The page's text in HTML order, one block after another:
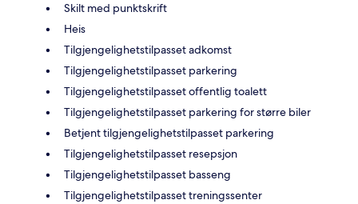
Skilt med punktskrift
Heis
Tilgjengelighetstilpasset adkomst
Tilgjengelighetstilpasset parkering
Tilgjengelighetstilpasset offentlig toalett
Tilgjengelighetstilpasset parkering for større biler
Betjent tilgjengelighetstilpasset parkering
Tilgjengelighetstilpasset resepsjon
Tilgjengelighetstilpasset basseng
Tilgjengelighetstilpasset treningssenter